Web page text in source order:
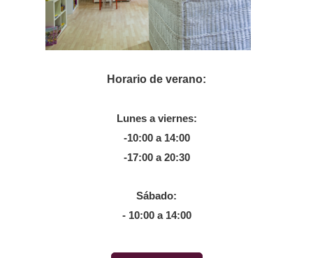
Horario de verano:
Lunes a viernes:
-10:00 a 14:00
-17:00 a 20:30
Sábado:
- 10:00 a 14:00